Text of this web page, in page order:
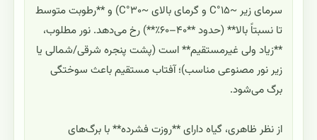
سرمای زیر ~۱۵°C و گرمای بالای ~۳۰°C) و **رطوبت متوسط
تا نسبتاً بالا** (حدود **۴۰–۶۰٪**) رخ می‌دهد. نور مطلوب،
**زیاد ولی غیرمستقیم** است (پشت پنجره شرقی/شمالی یا
زیر نور مصنوعی مناسب)؛ آفتاب مستقیم باعث سوختگی
برگ می‌شود.
از نظر ظاهری، گیاه دارای **روزت فشرده** با برگ‌های